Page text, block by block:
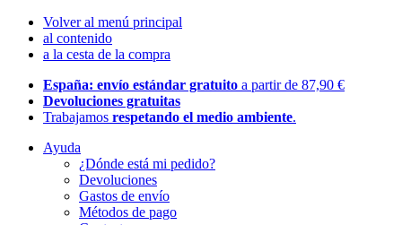
Volver al menú principal
al contenido
a la cesta de la compra
España: envío estándar gratuito a partir de 87,90 €
Devoluciones gratuitas
Trabajamos respetando el medio ambiente.
Ayuda
¿Dónde está mi pedido?
Devoluciones
Gastos de envío
Métodos de pago